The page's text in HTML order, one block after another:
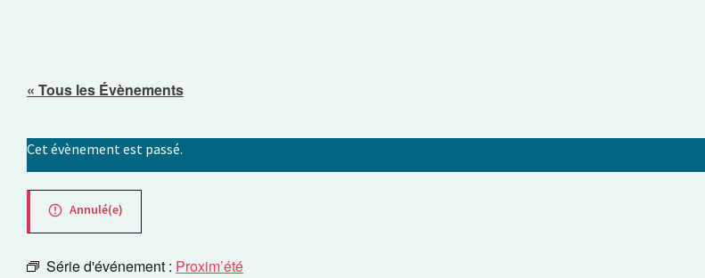
« Tous les Évènements
Cet évènement est passé.
Annulé(e)
Série d'événement : Proxim’été